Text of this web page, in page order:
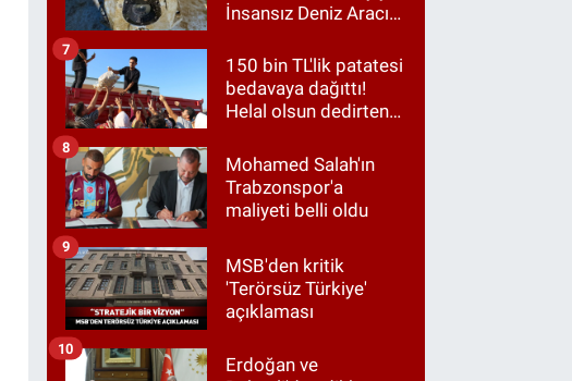
İnsansız Deniz Aracı
150 bin TL'lik patatesi
bedavaya dağıttı!
Helal olsun dedirten
7
Mohamed Salah'ın
Trabzonspor'a
maliyeti belli oldu
8
MSB'den kritik
'Terörsüz Türkiye'
açıklaması
9
Erdoğan ve
10